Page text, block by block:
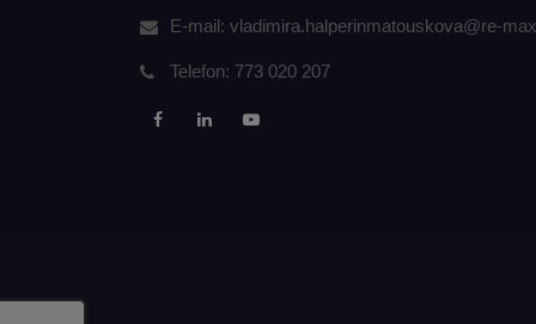
E-mail: vladimira.halperinmatouskova@re-
Telefon: 773 020 207